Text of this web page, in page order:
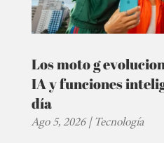
Los moto g
IA y funciones
día
Ago 5, 2026|Tecnología